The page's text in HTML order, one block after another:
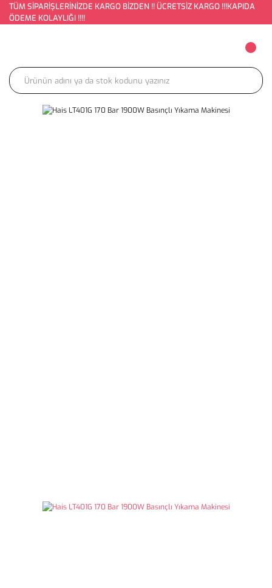
TÜM SİPARİŞLERİNİZDE KARGO BİZDEN !! ÜCRETSİZ KARGO !!!KAPIDA
ÖDEME KOLAYLIĞI !!!!